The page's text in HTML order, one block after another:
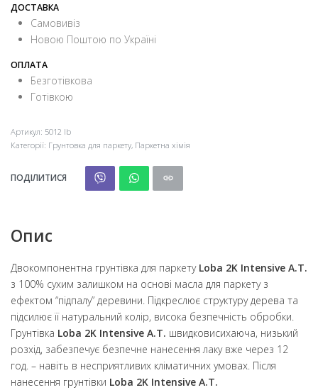
ДОСТАВКА
Самовивіз
Новою Поштою по Україні
ОПЛАТА
Безготівкова
Готівкою
Артикул: 5012 lb
Категорії: Грунтовка для паркету, Паркетна хімія
ПОДІЛИТИСЯ
Опис
Двокомпонентна грунтівка для паркету Loba 2K Intensive A.T.
з 100% сухим залишком на основі масла для паркету з
ефектом “підпалу” деревини. Підкреслює структуру дерева та
підсилює її натуральний колір, висока безпечність обробки.
Грунтівка Loba 2K Intensive A.T. швидковисихаюча, низький
розхід, забезпечує безпечне нанесення лаку вже через 12
год. – навіть в несприятливих кліматичних умовах. Після
нанесення грунтівки Loba 2K Intensive A.T.